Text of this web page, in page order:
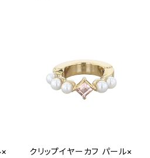
クリップイヤーカフ パール×